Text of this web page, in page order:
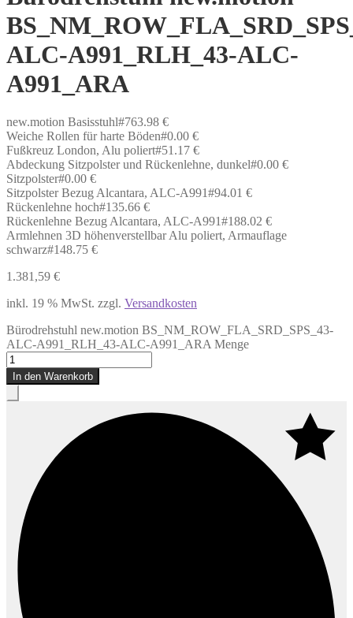
ALC-A991_RLH_43-ALC-
A991_ARA
new.motion Basisstuhl#763.98 €
Weiche Rollen für harte Böden#0.00 €
Fußkreuz London, Alu poliert#51.17 €
Abdeckung Sitzpolster und Rückenlehne, dunkel#0.00 €
Sitzpolster#0.00 €
Sitzpolster Bezug Alcantara, ALC-A991#94.01 €
Rückenlehne hoch#135.66 €
Rückenlehne Bezug Alcantara, ALC-A991#188.02 €
Armlehnen 3D höhenverstellbar Alu poliert, Armauflage
schwarz#148.75 €
1.381,59 €
inkl. 19 % MwSt. zzgl. Versandkosten
Bürodrehstuhl new.motion BS_NM_ROW_FLA_SRD_SPS_43-
ALC-A991_RLH_43-ALC-A991_ARA Menge
In den Warenkorb